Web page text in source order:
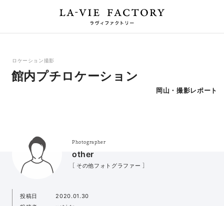
ロケーション撮影
館内プチロケーション
岡山・撮影レポート
Photographer
other
［ その他フォトグラファー ］
投稿日
2020.01.30